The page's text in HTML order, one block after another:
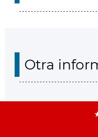
Otra